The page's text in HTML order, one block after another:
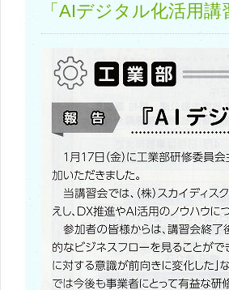
「AIデジタル化活用講